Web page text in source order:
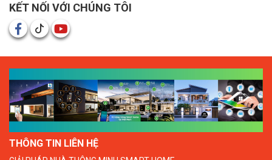
KẾT NỐI VỚI CHÚNG TÔI
THÔNG TIN LIÊN HỆ